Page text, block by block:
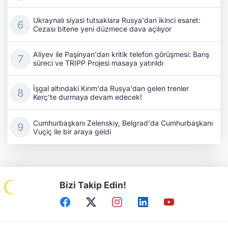
Ukraynalı siyasi tutsaklara Rusya'dan ikinci esaret:
Cezası bitene yeni düzmece dava açılıyor
Aliyev ile Paşinyan'dan kritik telefon görüşmesi: Barış
süreci ve TRIPP Projesi masaya yatırıldı
İşgal altındaki Kırım'da Rusya'dan gelen trenler
Kerç'te durmaya devam edecek!
Cumhurbaşkanı Zelenskıy, Belgrad'da Cumhurbaşkanı
Vuçiç ile bir araya geldi
Bizi Takip Edin!